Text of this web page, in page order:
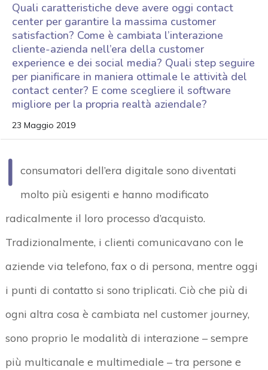
Quali caratteristiche deve avere oggi contact
center per garantire la massima customer
satisfaction? Come è cambiata l’interazione
cliente-azienda nell’era della customer
experience e dei social media? Quali step seguire
per pianificare in maniera ottimale le attività del
contact center? E come scegliere il software
migliore per la propria realtà aziendale?
23 Maggio 2019
I consumatori dell’era digitale sono diventati
molto più esigenti e hanno modificato
radicalmente il loro processo d’acquisto.
Tradizionalmente, i clienti comunicavano con le
aziende via telefono, fax o di persona, mentre oggi
i punti di contatto si sono triplicati. Ciò che più di
ogni altra cosa è cambiata nel customer journey,
sono proprio le modalità di interazione – sempre
più multicanale e multimediale – tra persone e